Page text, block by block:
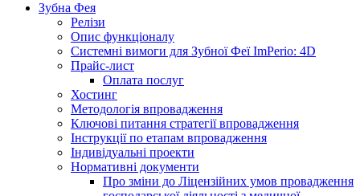
Зубна Фея
Релізи
Опис функціоналу
Системні вимоги для Зубної Феї ImPerio: 4D
Прайс-лист
Оплата послуг
Хостинг
Методологія впровадження
Ключові питання стратегії впровадження
Інструкції по етапам впровадження
Індивідуальні проекти
Нормативні документи
Про зміни до Ліцензійних умов провадження